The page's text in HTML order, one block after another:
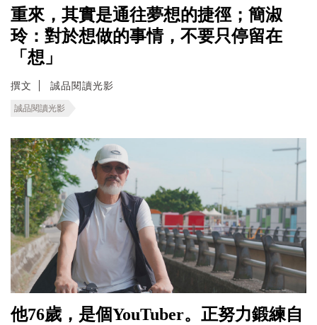
重來，其實是通往夢想的捷徑；簡淑
玲：對於想做的事情，不要只停留在
「想」
撰文 誠品閱讀光影
誠品閱讀光影
他76歲，是個YouTuber。正努力鍛練自